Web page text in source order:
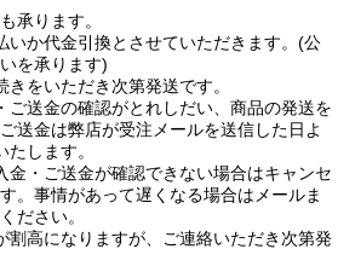
承ります。
いか代金引換とさせていただきます。(公
を承ります)
をいただき次第発送です。
ご送金の確認がとれしだい、商品の発送を
送金は弊店が受注メールを送信した日よ
します。
金・ご送金が確認できない場合はキャンセ
。事情があって遅くなる場合はメールま
ださい。
割高になりますが、ご連絡いただき次第発